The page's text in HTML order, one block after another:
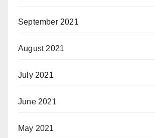
September 2021
August 2021
July 2021
June 2021
May 2021